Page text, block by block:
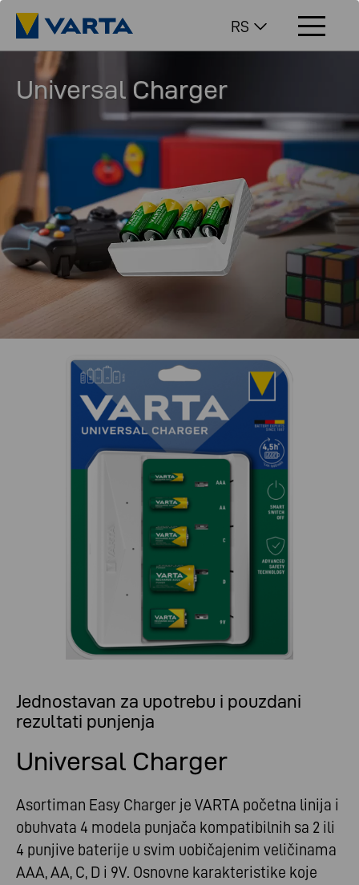
RS
Universal Charger
Jednostavan za upotrebu i pouzdani
rezultati punjenja
Universal Charger
Asortiman Easy Charger je VARTA početna linija i
obuhvata 4 modela punjača kompatibilnih sa 2 ili
4 punjive baterije u svim uobičajenim veličinama
AAA, AA, C, D i 9V. Osnovne karakteristike koje